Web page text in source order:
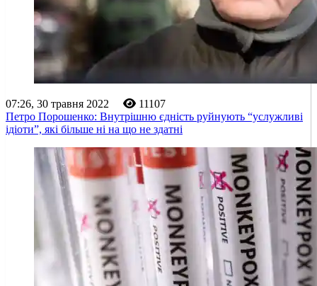
07:26, 30 травня 2022
11107
Петро Порошенко: Внутрішню єдність руйнують “услужливі
ідіоти”, які більше ні на що не здатні